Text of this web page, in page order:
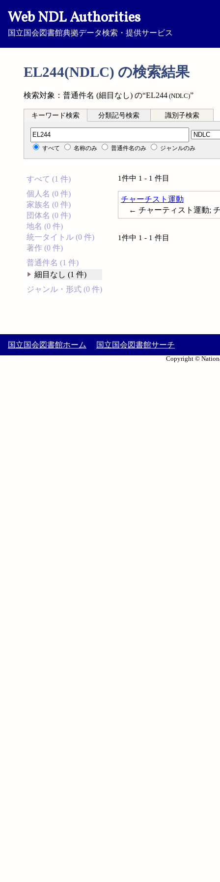
Web NDL Authorities
国立国会図書館典拠データ検索・提供サービス
EL244(NDLC) の検索結果
検索対象：普通件名 (細目なし) の“EL244 (NDLC)”
キーワード検索 分類記号検索 識別子検索
分類記号検索
すべて 名称のみ 普通件名のみ ジャンルのみ
すべて (1 件)
個人名 (0 件)
家族名 (0 件)
団体名 (0 件)
地名 (0 件)
統一タイトル (0 件)
著作 (0 件)
普通件名 (1 件)
細目なし (1 件)
ジャンル・形式 (0 件)
1件中 1 - 1 件目
チャーチスト運動
← チャーティスト運動;
1件中 1 - 1 件目
国立国会図書館ホーム 国立国会図書館サーチ
Copyright ©